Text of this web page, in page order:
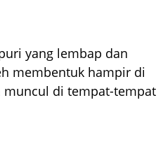
yang lembap dan
membentuk hampir di
muncul di tempat-tempat